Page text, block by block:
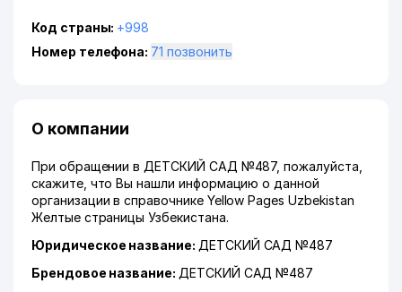
Код страны: +998
Номер телефона:
71 позвонить
О компании
При обращении в ДЕТСКИЙ САД №487, пожалуйста,
скажите, что Вы нашли информацию о данной
организации в справочнике Yellow Pages Uzbekistan
Желтые страницы Узбекистана.
Юридическое название: ДЕТСКИЙ САД №487
Брендовое название: ДЕТСКИЙ САД №487